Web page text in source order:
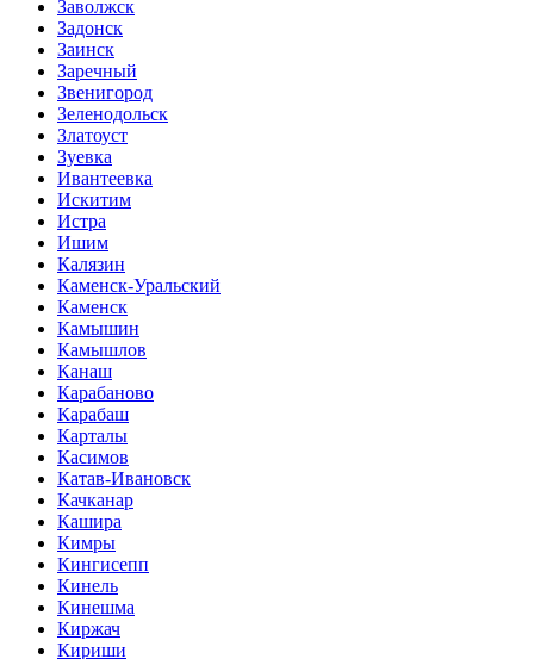
Заволжск
Задонск
Заинск
Заречный
Звенигород
Зеленодольск
Златоуст
Зуевка
Ивантеевка
Искитим
Истра
Ишим
Калязин
Каменск-Уральский
Каменск
Камышин
Камышлов
Канаш
Карабаново
Карабаш
Карталы
Касимов
Катав-Ивановск
Качканар
Кашира
Кимры
Кингисепп
Кинель
Кинешма
Киржач
Кириши